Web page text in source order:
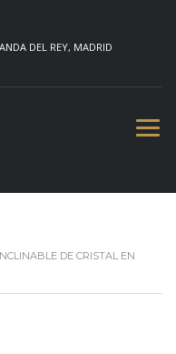
DEL REY, MADRID
DE CRISTAL EN